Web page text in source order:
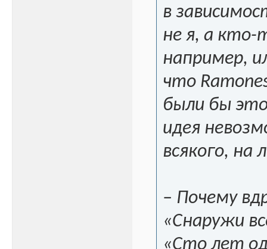
в
не я, а кто-
например,
что
были бы
идея
всякого, на
– Почему
«Снаружи
«Сто лет